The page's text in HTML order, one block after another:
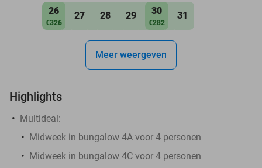
26
€326
27 28 29 30
€282
31
Meer weergeven
Highlights
Multideal:
Midweek in bungalow 4A voor 4 personen
Midweek in bungalow 4C voor 4 personen